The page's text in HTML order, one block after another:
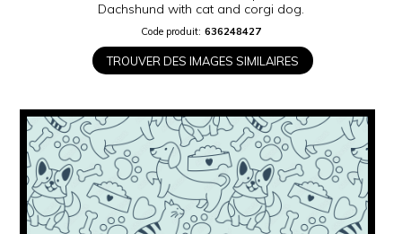
Largeur
Pet minimalist seamless pattern.
Dachshund with cat and corgi dog.
TROUVER DES IMAGES SIMILAIRES